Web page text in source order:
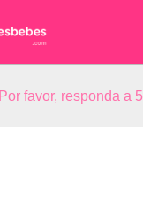
Por favor, responda a